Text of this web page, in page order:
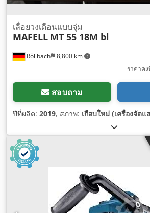
Röllbach 8,800 km
เลื่อยวงเดือนแบบจุ่ม
MAFELL MT 55 18M bl
ราคาค
สอบถาม
ปีที่ผลิต: 2019, สภาพ: เกือบใหม่ (เครื่องจัดแ